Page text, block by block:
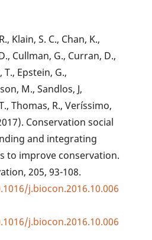
Klain, S. C., Chan, K.,
Cullman, G., Curran, D.,
Epstein, G.,
M., Sandlos, J,
Thomas, R., Veríssimo,
Conservation social
and integrating
to improve conservation.
205, 93-108.
j.biocon.2016.10.006
j.biocon.2016.10.006